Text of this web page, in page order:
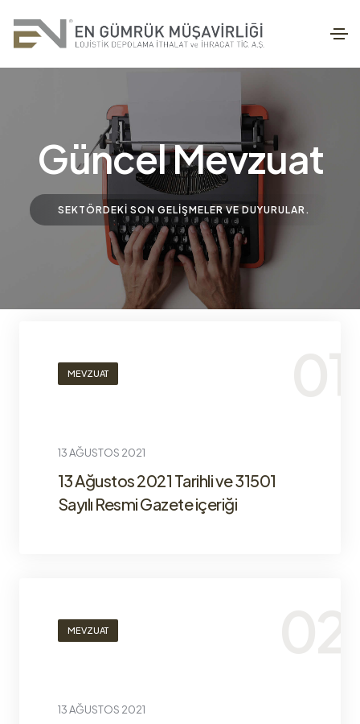
Güncel Mevzuat
SEKTÖRDEKI SON GELIŞMELER VE DUYURULAR.
MEVZUAT
13 AĞUSTOS 2021
13 Ağustos 2021 Tarihli ve 31501
Sayılı Resmi Gazete içeriği
MEVZUAT
13 AĞUSTOS 2021